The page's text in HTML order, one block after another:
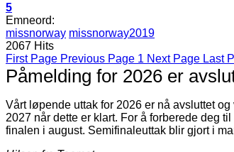
5
Emneord:
missnorway missnorway2019
2067 Hits
First Page Previous Page 1 Next Page Last
Påmelding for 2026 er
Vårt løpende uttak for 2026 er nå avsluttet
2027 når dette er klart. For å forberede deg
finalen i august. Semifinaleuttak blir gjort i